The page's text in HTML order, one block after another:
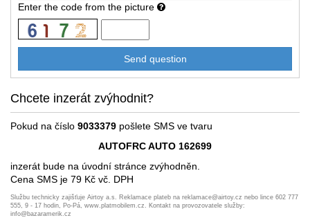
Enter the code from the picture
Chcete inzerát zvýhodnit?
Pokud na číslo 9033379 pošlete SMS ve tvaru
AUTOFRC AUTO 162699
inzerát bude na úvodní stránce zvýhodněn.
Cena SMS je 79 Kč vč. DPH
Službu technicky zajišťuje Airtoy a.s. Reklamace plateb na reklamace@airtoy.cz nebo lince 602 777
555, 9 - 17 hodin, Po-Pá, www.platmobilem.cz. Kontakt na provozovatele služby:
info@bazaramerik.cz